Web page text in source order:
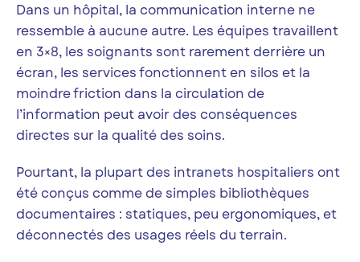
Dans un hôpital, la communication interne ne
ressemble à aucune autre. Les équipes travaillent
en 3×8, les soignants sont rarement derrière un
écran, les services fonctionnent en silos et la
moindre friction dans la circulation de
l’information peut avoir des conséquences
directes sur la qualité des soins.
Pourtant, la plupart des intranets hospitaliers ont
été conçus comme de simples bibliothèques
documentaires : statiques, peu ergonomiques, et
déconnectés des usages réels du terrain.